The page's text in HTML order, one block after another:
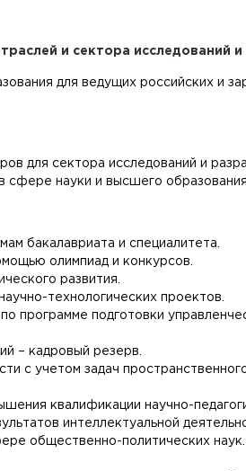
и сектора
для ведущих российских и
для сектора исследований и
сфере науки и высшего образования.
бакалавриата и специалитета.
олимпиад и конкурсов.
развития.
технологических проектов.
программе подготовки
– кадровый резерв.
с учетом задач
квалификации научно-
интеллектуальной
общественно-политических наук.